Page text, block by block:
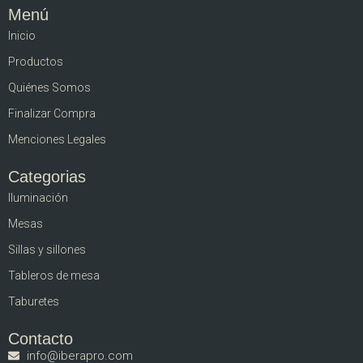
Menú
Inicio
Productos
Quiénes Somos
Finalizar Compra
Menciones Legales
Categorias
Iluminación
Mesas
Sillas y sillones
Tableros de mesa
Taburetes
Contacto
info@iberapro.com